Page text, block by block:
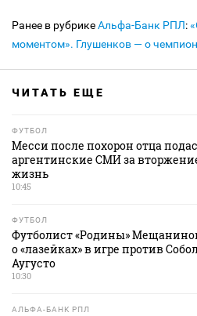
Ранее в рубрикеАльфа-Банк РПЛ:
моментом». Глушенков — о
ЧИТАТЬ ЕЩЕ
ФУТБОЛ
Месси после похорон отца
аргентинские СМИ за
жизнь
10:45
ФУТБОЛ
Футболист «Родины»
о «лазейках» в игре против
Аугусто
10:30
АЛЬФА-БАНК РПЛ